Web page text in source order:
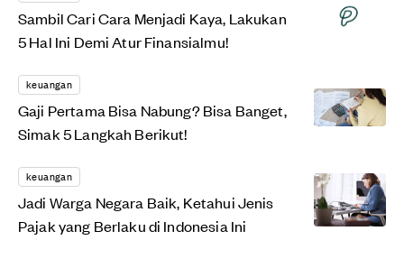
Sambil Cari Cara Menjadi Kaya, Lakukan
5 Hal Ini Demi Atur Finansialmu!
keuangan
Gaji Pertama Bisa Nabung? Bisa Banget,
Simak 5 Langkah Berikut!
keuangan
Jadi Warga Negara Baik, Ketahui Jenis
Pajak yang Berlaku di Indonesia Ini